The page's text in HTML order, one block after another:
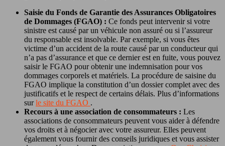
Saisie du Fonds de Garantie des Assurances Obligatoires
de Dommages (FGAO) : Ce fonds peut intervenir si votre
sinistre est causé par un véhicule non assuré ou si l’assureur
du responsable est insolvable. Par exemple, si vous êtes
victime d’un accident de la route causé par un conducteur qui
n’a pas d’assurance et que ce dernier est en fuite, vous pouvez
saisir le FGAO pour obtenir une indemnisation pour vos
dommages corporels et matériels. La procédure de saisine du
FGAO implique la constitution d’un dossier complet avec des
justificatifs et le respect de certains délais. Plus d’informations
surle site du FGAO .
Recours à une association de consommateurs : Les
associations de consommateurs peuvent vous aider à défendre
vos droits et à négocier avec votre assureur. Elles peuvent
également vous fournir des conseils juridiques et vous assister